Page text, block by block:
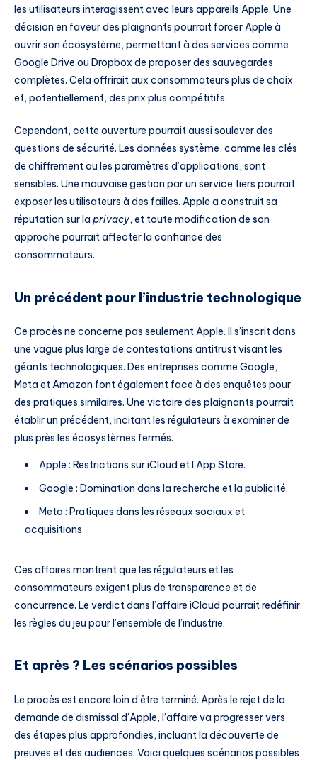
les utilisateurs interagissent avec leurs appareils Apple. Une
décision en faveur des plaignants pourrait forcer Apple à
ouvrir son écosystème, permettant à des services comme
Google Drive ou Dropbox de proposer des sauvegardes
complètes. Cela offrirait aux consommateurs plus de choix
et, potentiellement, des prix plus compétitifs.
Cependant, cette ouverture pourrait aussi soulever des
questions de sécurité. Les données système, comme les clés
de chiffrement ou les paramètres d’applications, sont
sensibles. Une mauvaise gestion par un service tiers pourrait
exposer les utilisateurs à des failles. Apple a construit sa
réputation sur la privacy, et toute modification de son
approche pourrait affecter la confiance des
consommateurs.
Un précédent pour l’industrie technologique
Ce procès ne concerne pas seulement Apple. Il s’inscrit dans
une vague plus large de contestations antitrust visant les
géants technologiques. Des entreprises comme Google,
Meta et Amazon font également face à des enquêtes pour
des pratiques similaires. Une victoire des plaignants pourrait
établir un précédent, incitant les régulateurs à examiner de
plus près les écosystèmes fermés.
Apple : Restrictions sur iCloud et l’App Store.
Google : Domination dans la recherche et la publicité.
Meta : Pratiques dans les réseaux sociaux et
acquisitions.
Ces affaires montrent que les régulateurs et les
consommateurs exigent plus de transparence et de
concurrence. Le verdict dans l’affaire iCloud pourrait redéfinir
les règles du jeu pour l’ensemble de l’industrie.
Et après ? Les scénarios possibles
Le procès est encore loin d’être terminé. Après le rejet de la
demande de dismissal d’Apple, l’affaire va progresser vers
des étapes plus approfondies, incluant la découverte de
preuves et des audiences. Voici quelques scénarios possibles